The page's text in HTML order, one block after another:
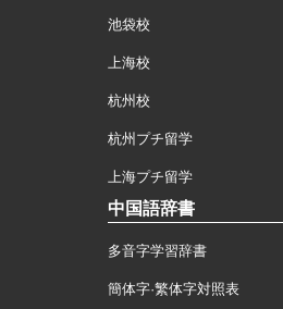
池袋校
上海校
杭州校
杭州プチ留学
上海プチ留学
中国語辞書
多音字学習辞書
簡体字·繁体字対照表